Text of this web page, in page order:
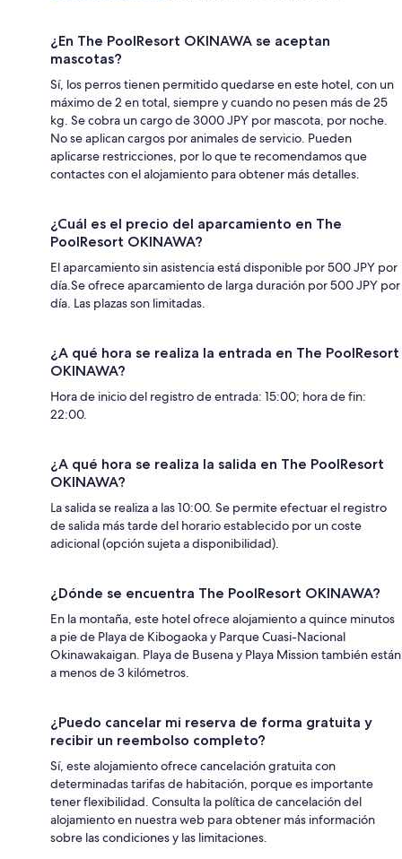
¿En The PoolResort OKINAWA se aceptan
mascotas?
Sí, los perros tienen permitido quedarse en este hotel, con un
máximo de 2 en total, siempre y cuando no pesen más de 25
kg. Se cobra un cargo de 3000 JPY por mascota, por noche.
No se aplican cargos por animales de servicio. Pueden
aplicarse restricciones, por lo que te recomendamos que
contactes con el alojamiento para obtener más detalles.
¿Cuál es el precio del aparcamiento en The
PoolResort OKINAWA?
El aparcamiento sin asistencia está disponible por 500 JPY por
día.Se ofrece aparcamiento de larga duración por 500 JPY por
día. Las plazas son limitadas.
¿A qué hora se realiza la entrada en The PoolResort
OKINAWA?
Hora de inicio del registro de entrada: 15:00; hora de fin:
22:00.
¿A qué hora se realiza la salida en The PoolResort
OKINAWA?
La salida se realiza a las 10:00. Se permite efectuar el registro
de salida más tarde del horario establecido por un coste
adicional (opción sujeta a disponibilidad).
¿Dónde se encuentra The PoolResort OKINAWA?
En la montaña, este hotel ofrece alojamiento a quince minutos
a pie de Playa de Kibogaoka y Parque Cuasi-Nacional
Okinawakaigan. Playa de Busena y Playa Mission también están
a menos de 3 kilómetros.
¿Puedo cancelar mi reserva de forma gratuita y
recibir un reembolso completo?
Sí, este alojamiento ofrece cancelación gratuita con
determinadas tarifas de habitación, porque es importante
tener flexibilidad. Consulta la política de cancelación del
alojamiento en nuestra web para obtener más información
sobre las condiciones y las limitaciones.